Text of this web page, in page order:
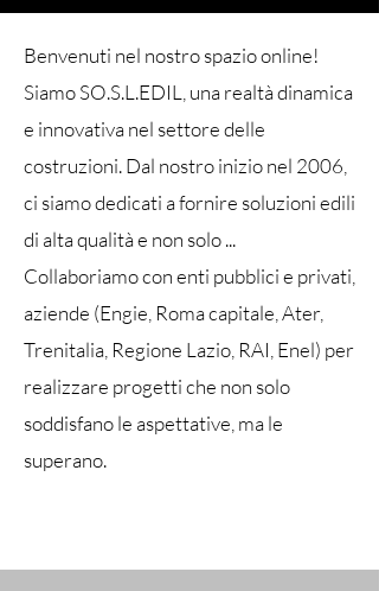
Benvenuti nel nostro spazio online!
Siamo SO.S.L.EDIL, una realtà dinamica
e innovativa nel settore delle
costruzioni. Dal nostro inizio nel 2006,
ci siamo dedicati a fornire soluzioni edili
di alta qualità e non solo ...
Collaboriamo con enti pubblici e privati,
aziende (Engie, Roma capitale, Ater,
Trenitalia, Regione Lazio, RAI, Enel) per
realizzare progetti che non solo
soddisfano le aspettative, ma le
superano.